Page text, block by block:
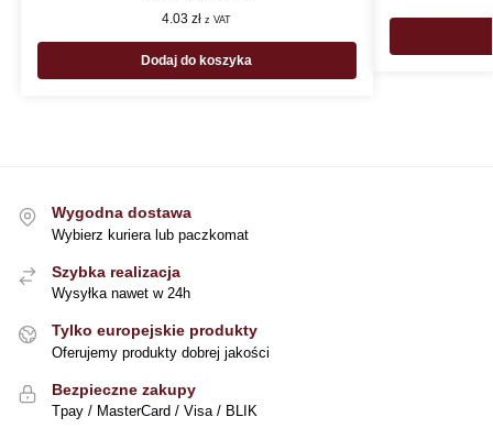
4.03zł z VAT
Dodaj do koszyka
Wygodna dostawa
Wybierz kuriera lub paczkomat
Szybka realizacja
Wysyłka nawet w 24h
Tylko europejskie produkty
Oferujemy produkty dobrej jakości
Bezpieczne zakupy
Tpay / MasterCard / Visa / BLIK